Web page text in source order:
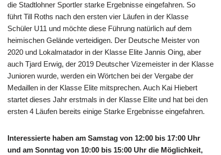
die Stadtlohner Sportler starke Ergebnisse eingefahren. So
führt Till Roths nach den ersten vier Läufen in der Klasse
Schüler U11 und möchte diese Führung natürlich auf dem
heimischen Gelände verteidigen. Der Deutsche Meister von
2020 und Lokalmatador in der Klasse Elite Jannis Oing, aber
auch Tjard Erwig, der 2019 Deutscher Vizemeister in der Klasse
Junioren wurde, werden ein Wörtchen bei der Vergabe der
Medaillen in der Klasse Elite mitsprechen. Auch Kai Hiebert
startet dieses Jahr erstmals in der Klasse Elite und hat bei den
ersten 4 Läufen bereits einige Starke Ergebnisse eingefahren.
Interessierte haben am Samstag von 12:00 bis 17:00 Uhr
und am Sonntag von 10:00 bis 15:00 Uhr die Möglichkeit,